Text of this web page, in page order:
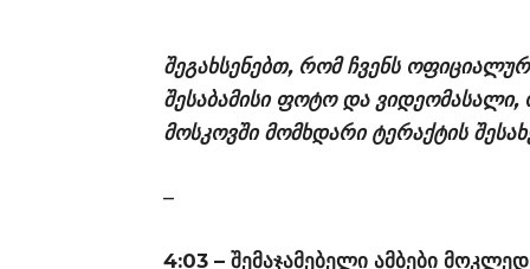
შეგახსენებთ, რომ ჩვენს ოფიციალურ
შესაბამისი ფოტო და
მოსკოვში მომხდარი ტერაქტის
–
4:03 – შემაჯამებელი ამბები